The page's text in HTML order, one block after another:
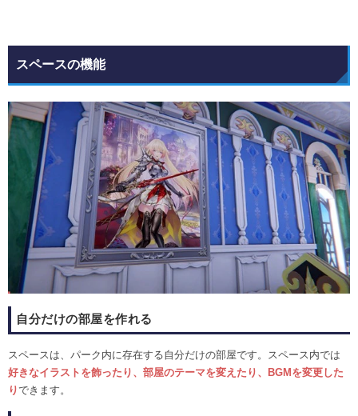
スペースの機能
自分だけの部屋を作れる
スペースは、パーク内に存在する自分だけの部屋です。スペース内では
好きなイラストを飾ったり、部屋のテーマを変えたり、BGMを変更した
りできます。